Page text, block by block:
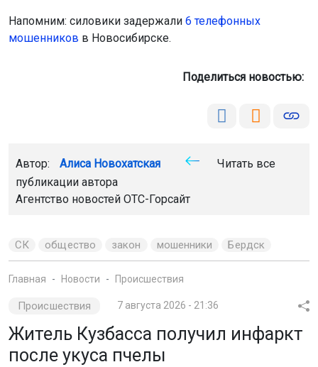
Напомним: силовики задержали 6 телефонных
мошенников в Новосибирске.
Поделиться новостью:
Автор: Алиса Новохатская
Читать все
публикации автора
Агентство новостей ОТС-Горсайт
СК общество закон мошенники Бердск
Главная Новости Происшествия
Происшествия 7 августа 2026 - 21:36
Житель Кузбасса получил инфаркт
после укуса пчелы